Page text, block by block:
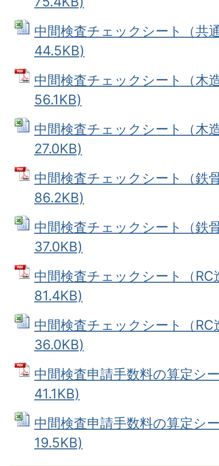
中間検査チェックシート（共
44.5KB)
中間検査チェックシート（木
56.1KB)
中間検査チェックシート（木
27.0KB)
中間検査チェックシート（鉄
86.2KB)
中間検査チェックシート（鉄
37.0KB)
中間検査チェックシート（
81.4KB)
中間検査チェックシート（
36.0KB)
中間検査申請手数料の算定シ
41.1KB)
中間検査申請手数料の算定シ
19.5KB)